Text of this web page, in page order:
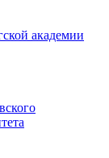
академии